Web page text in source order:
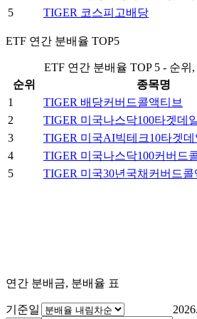
5
TIGER 코스피고배당
ETF 연간 분배율 TOP5
ETF 연간 분배율 TOP 5 - 순
순위
종목명
1
TIGER 배당커버드콜액티브
2
TIGER 미국나스닥100타겟데
3
TIGER 미국AI빅테크10타겟
4
TIGER 미국나스닥100커버드
5
TIGER 미국30년국채커버드
연간 분배금, 분배율 표
기준일